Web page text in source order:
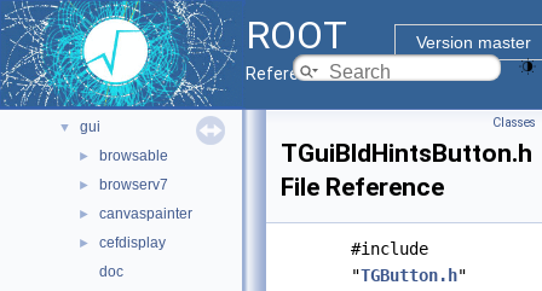
ROOT
Version master
Reference Guide
► documentation
► geom
► graf2d
► graf3d
▼ gui
► browsable
► browserv7
► canvaspainter
►
cefdisplay
doc
Classes
TGuiBldHintsButton.h
File Reference
#include
"TGButton.h"